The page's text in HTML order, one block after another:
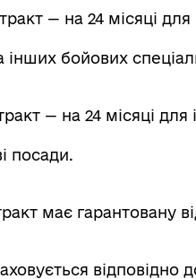
— на 24 місяці
інших бойових
— на 24 місяці
посади.
має гарантовану